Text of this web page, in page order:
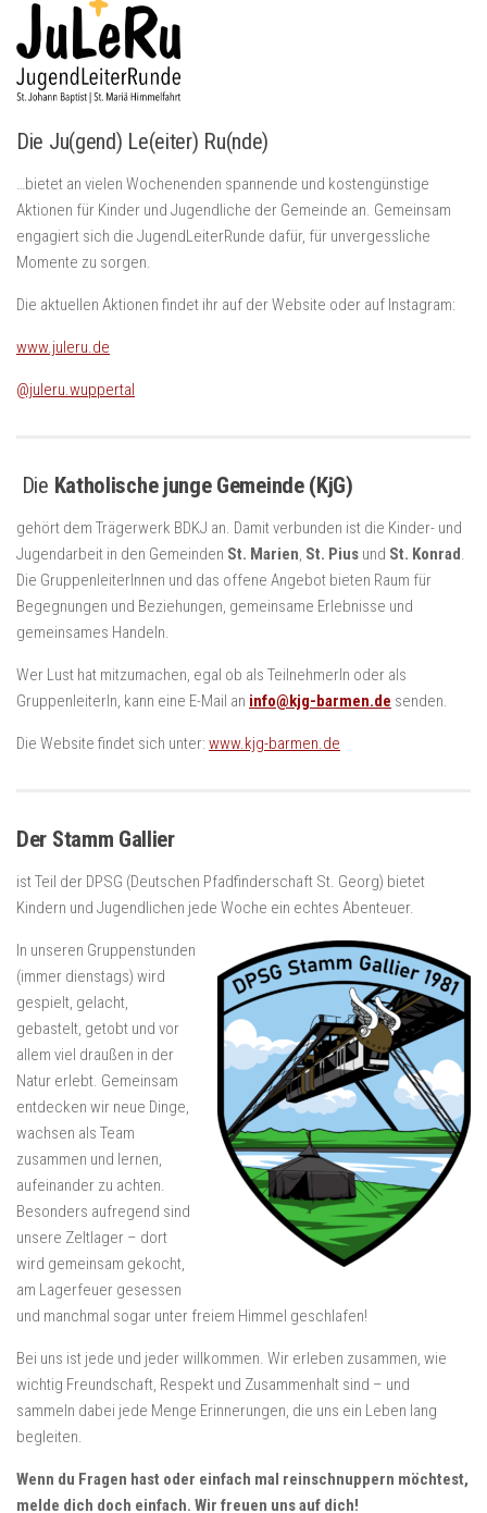
Die Ju(gend) Le(eiter) Ru(nde)
…bietet an vielen Wochenenden spannende und kostengünstige
Aktionen für Kinder und Jugendliche der Gemeinde an. Gemeinsam
engagiert sich die JugendLeiterRunde dafür, für unvergessliche
Momente zu sorgen.
Die aktuellen Aktionen findet ihr auf der Website oder auf Instagram:
www.juleru.de
@juleru.wuppertal
Die Katholische junge Gemeinde (KjG)
gehört dem Trägerwerk BDKJ an. Damit verbunden ist die Kinder- und
Jugendarbeit in den Gemeinden St. Marien, St. Pius und St. Konrad .
Die GruppenleiterInnen und das offene Angebot bieten Raum für
Begegnungen und Beziehungen, gemeinsame Erlebnisse und
gemeinsames Handeln.
Wer Lust hat mitzumachen, egal ob als TeilnehmerIn oder als
GruppenleiterIn, kann eine E-Mail an info@kjg-barmen.de senden.
Die Website findet sich unter: www.kjg-barmen.de
Der Stamm Gallier
ist Teil der DPSG (Deutschen Pfadfinderschaft St. Georg) bietet
Kindern und Jugendlichen jede Woche ein echtes Abenteuer.
In unseren Gruppenstunden
(immer dienstags) wird
gespielt, gelacht,
gebastelt, getobt und vor
allem viel draußen in der
Natur erlebt. Gemeinsam
entdecken wir neue Dinge,
wachsen als Team
zusammen und lernen,
aufeinander zu achten.
Besonders aufregend sind
unsere Zeltlager – dort
wird gemeinsam gekocht,
am Lagerfeuer gesessen
und manchmal sogar unter freiem Himmel geschlafen!
Bei uns ist jede und jeder willkommen. Wir erleben zusammen, wie
wichtig Freundschaft, Respekt und Zusammenhalt sind – und
sammeln dabei jede Menge Erinnerungen, die uns ein Leben lang
begleiten.
Wenn du Fragen hast oder einfach mal reinschnuppern möchtest,
melde dich doch einfach. Wir freuen uns auf dich!